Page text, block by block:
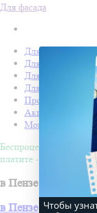
Для фасада
Для кровли
Для забора
Для фасада
Для дачи
Производство
Акции
Монтаж
Беспроцентная
платите - потом!
в Пензе
в Пензе Чтобы